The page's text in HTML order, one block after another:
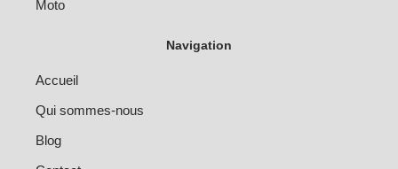
Moto
Navigation
Accueil
Qui sommes-nous
Blog